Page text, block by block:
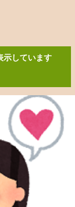
示しています